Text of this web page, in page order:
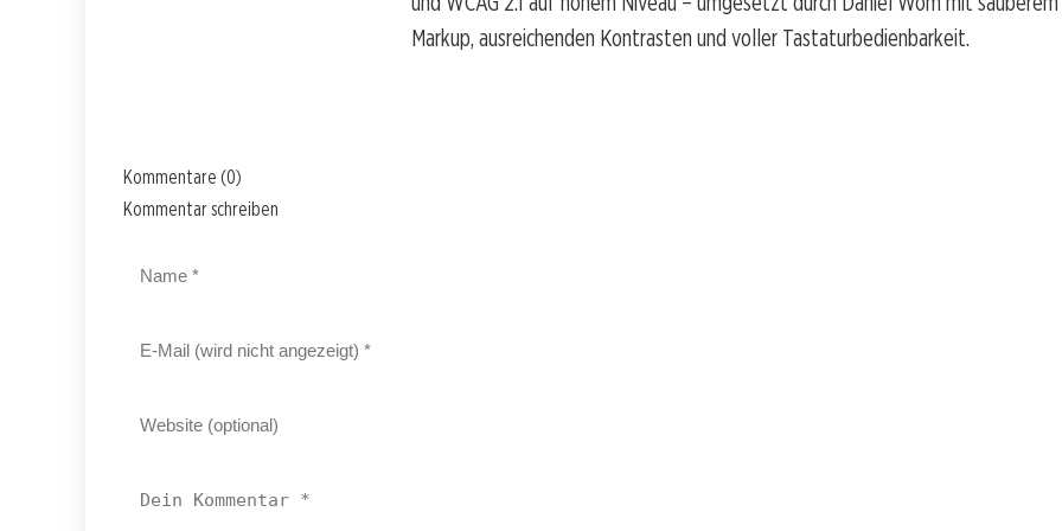
Markup, ausreichenden Kontrasten und voller Tastaturbedienbarkeit.
Kommentare (0)
Kommentar schreiben